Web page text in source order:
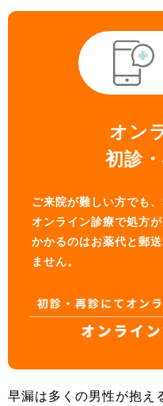
オン
初診
ご来院が難しい方でも
オンライン診療で処方が
かかるのはお薬代と郵
ません。
早漏は多くの男性が抱え